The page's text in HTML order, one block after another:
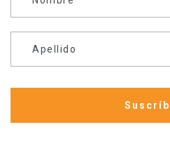
Apellido